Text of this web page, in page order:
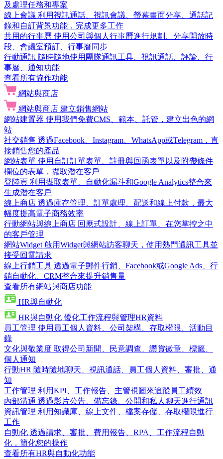
及處理任務和專案
線上會議 利用視訊通話、視訊會議、螢幕畫面分享、通話記
錄和自訂背景功能，完成更多工作
共用的行事曆 使用公司與個人行事曆進行規劃、分享開放時
段、會議室預訂、行事曆同步
行動通訊 隨時隨地使用團隊通訊工具、視訊通話、評論、行
事曆、通知功能
查看所有協作功能
網站與商店
網站與商店 建立銷售網站
網站建置器 使用我們免費CMS、範本、託管，建立出色的網
站
社交銷售 透過Facebook、Instagram、WhatsApp或Telegram，直
接銷售您的產品
網站表單 使用自訂訂單表單、註冊與回函表單以及附帶條件
欄位的表單，擷取潛在客戶
登陸頁 利用擷取表單、自動化漏斗和Google Analytics整合來
生成潛在客戶
線上商店 透過庫存管理、訂單處理、配送和線上付款，最大
幅度提高電子商務效率
行動網站與線上商店 回應式設計、線上訂單、在您掌控之中
的客戶管理
網站Widget 啟用Widget與網站訪客聊天，使用熱門通訊工具並
接受回電請求
線上行銷工具 透過電子郵件行銷、Facebook或Google Ads、行
銷自動化、CRM整合來提升銷售量
查看所有網站與商店功能
HR與自動化
HR與自動化 優化工作流程與管理HR資料
員工管理 使用員工個人資料、公司架構、存取權限、活動目
錄
文化與敬業度 取得公司新聞、民意調查、讚賞徽章、標籤、
個人通知
行動HR 隨時隨地聊天、視訊通話、員工個人資料、審批、通
知
工作管理 利用KPI、工作報告、主管視圖來追蹤員工績效
內部溝通 透過影片公告、備忘錄、公開和私人聊天進行通訊
資訊管理 利用知識庫、線上文件、檔案存儲、存取權限進行
工作
自動化 透過請求、審批、費用報告、RPA、工作流程自動
化，簡化您的操作
查看所有HR與自動化功能